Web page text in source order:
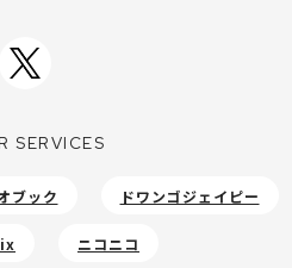
SERVICES
ブック ドワンゴジェイピー
ニコニコ